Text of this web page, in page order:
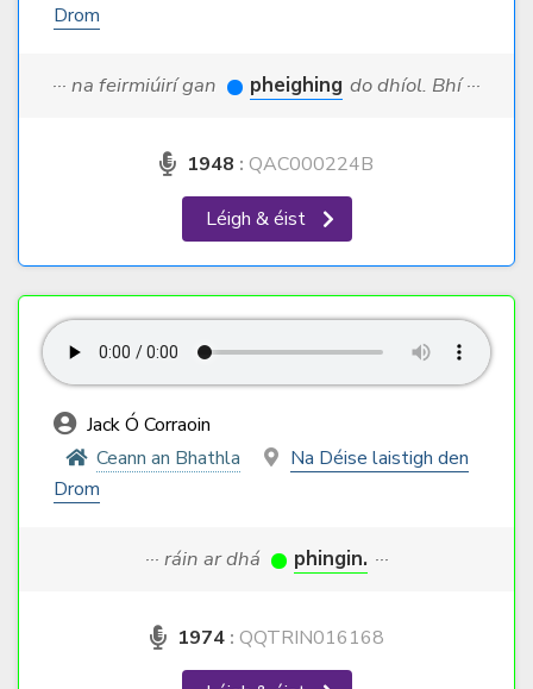
Drom
··· na feirmiúirí gan pheighing do dhíol. Bhí ···
1948 : QAC000224B
Léigh & éist
Jack Ó Corraoin
Ceann an Bhathla
Na Déise laistigh den
Drom
··· ráin ar dhá phingin. ···
1974 : QQTRIN016168